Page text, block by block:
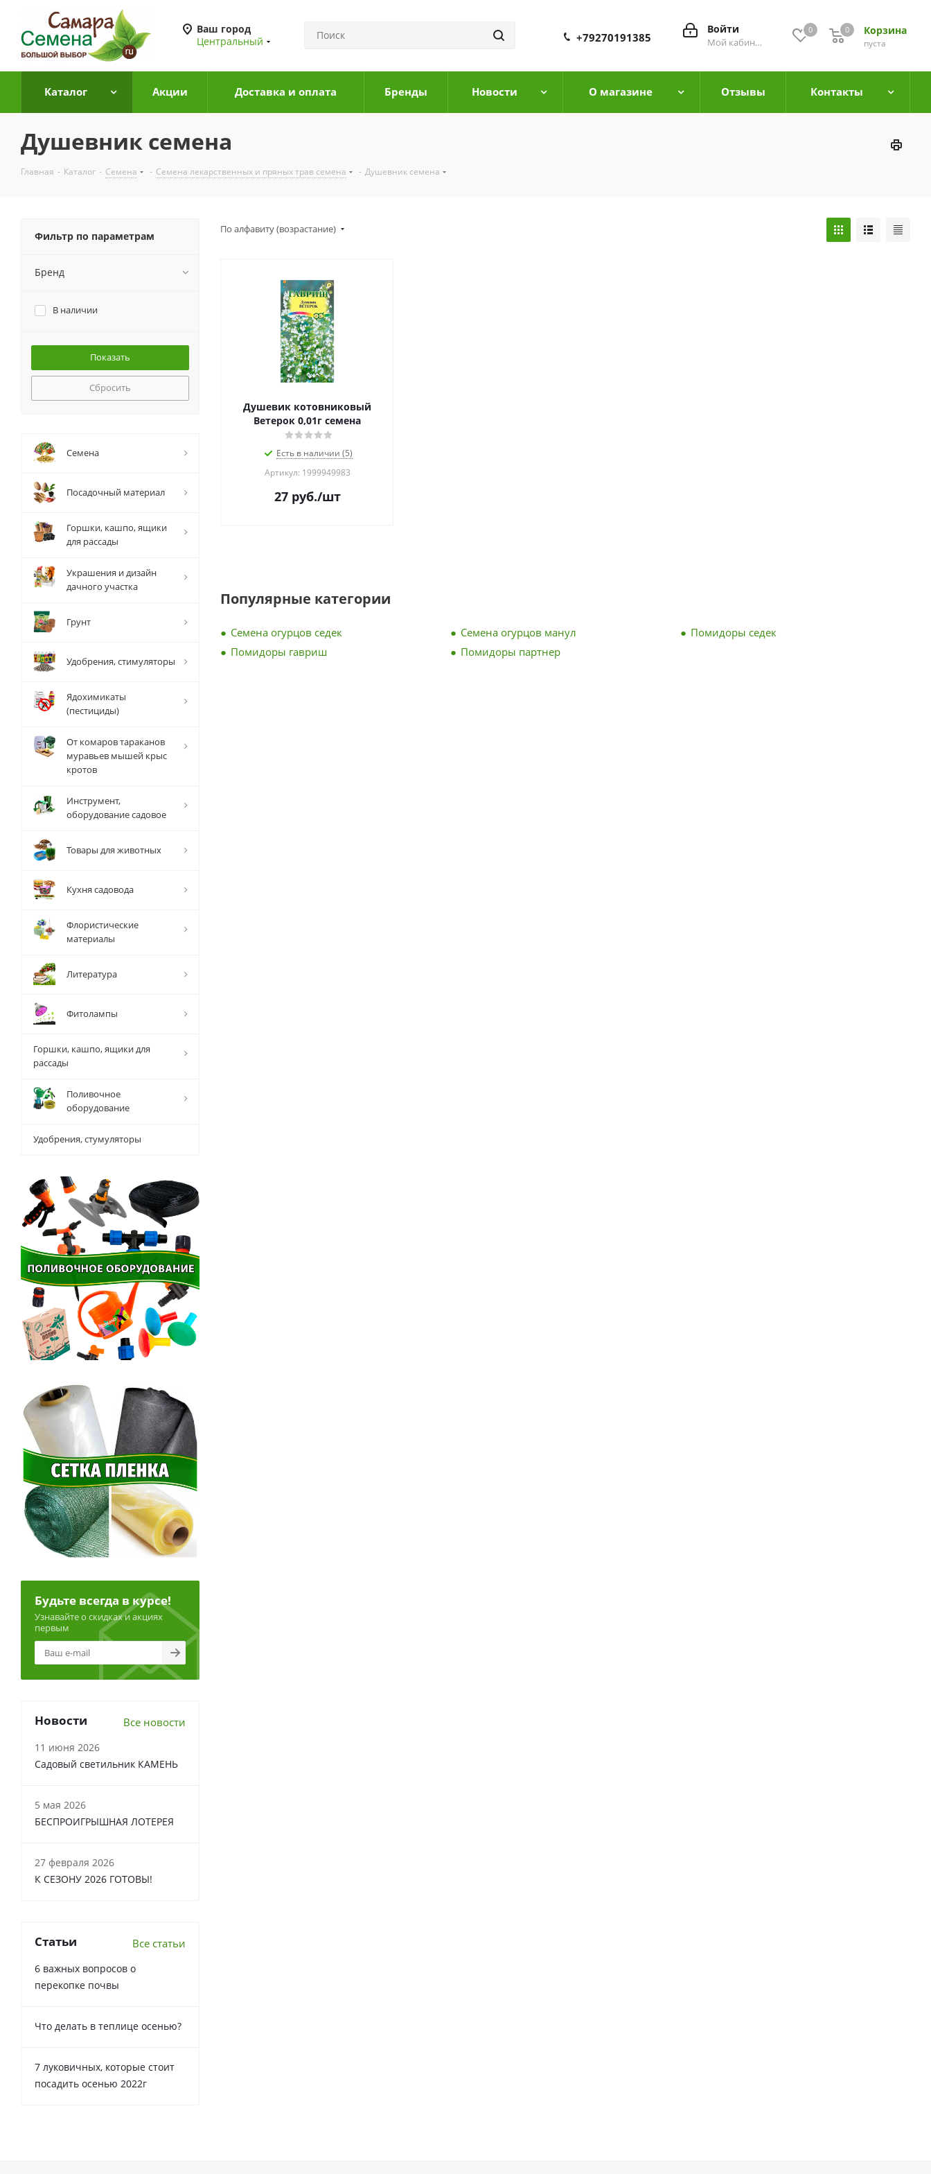
Ваш город
Центральный
0 Корзина
0
пуста
0
Войти
Мой кабинет
+79270191385
Каталог Акции Доставка и оплата Бренды Новости О магазине Отзывы Контакты
Душевник семена
Главная - Каталог - Семена - Семена лекарственных и пряных трав семена - Душевник семена
По алфавиту (возрастание)
Душевик котовниковый
Ветерок 0,01г семена
Есть в наличии (5)
Артикул: 1999949983
27руб./шт
Популярные категории
Семена огурцов седек Семена огурцов манул
Помидоры седек
Помидоры гавриш
Помидоры партнер
Фильтр по параметрам
Бренд
В наличии
Сбросить
Семена
Посадочный материал
Горшки, кашпо, ящики
для рассады
Украшения и дизайн
дачного участка
Грунт
Удобрения, стимуляторы
Ядохимикаты
(пестициды)
От комаров тараканов
муравьев мышей крыс
кротов
Инструмент,
оборудование садовое
Товары для животных
Кухня садовода
Флористические
материалы
Литература
Фитолампы
Горшки, кашпо, ящики для
рассады
Поливочное
оборудование
Удобрения, стумуляторы
Будьте всегда в курсе!
Узнавайте о скидках и акциях
первым
Новости Все новости
11 июня 2026
Садовый светильник КАМЕНЬ
5 мая 2026
БЕСПРОИГРЫШНАЯ ЛОТЕРЕЯ
27 февраля 2026
К СЕЗОНУ 2026 ГОТОВЫ!
Статьи Все статьи
6 важных вопросов о
перекопке почвы
Что делать в теплице осенью?
7 луковичных, которые стоит
посадить осенью 2022г